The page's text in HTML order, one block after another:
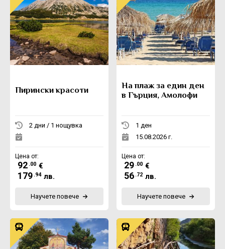
Пирински красоти
2 дни / 1 нощувка
Цена от:
92 .00 €
179 .94 лв.
Научете повече
На плаж за един ден
в Гърция, Амолофи
1 ден
15.08.2026 г.
Цена от:
29 .00 €
56 .72 лв.
Научете повече